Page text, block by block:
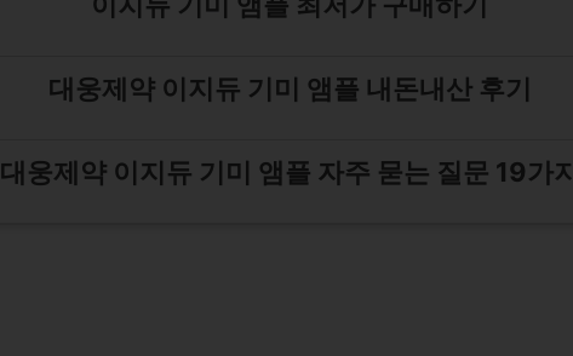
대웅제약 이지듀 기미 앰플 내돈내산 후기
대웅제약 이지듀 기미 앰플 자주 묻는 질문 19가지